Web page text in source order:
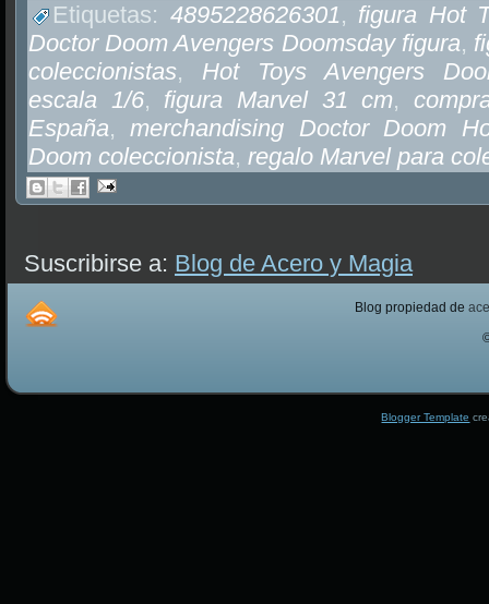
Etiquetas: 4895228626301, figura Hot
Doctor Doom Avengers Doomsday figura,
coleccionistas, Hot Toys Avengers
escala 1/6, figura Marvel 31 cm,
España,merchandising Doctor Doom
Doom coleccionista, regalo Marvel para
Suscribirse a: Blog de Acero y Magia
Blog propiedad de
Blogger Template